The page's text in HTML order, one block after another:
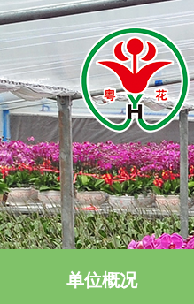
单位概况